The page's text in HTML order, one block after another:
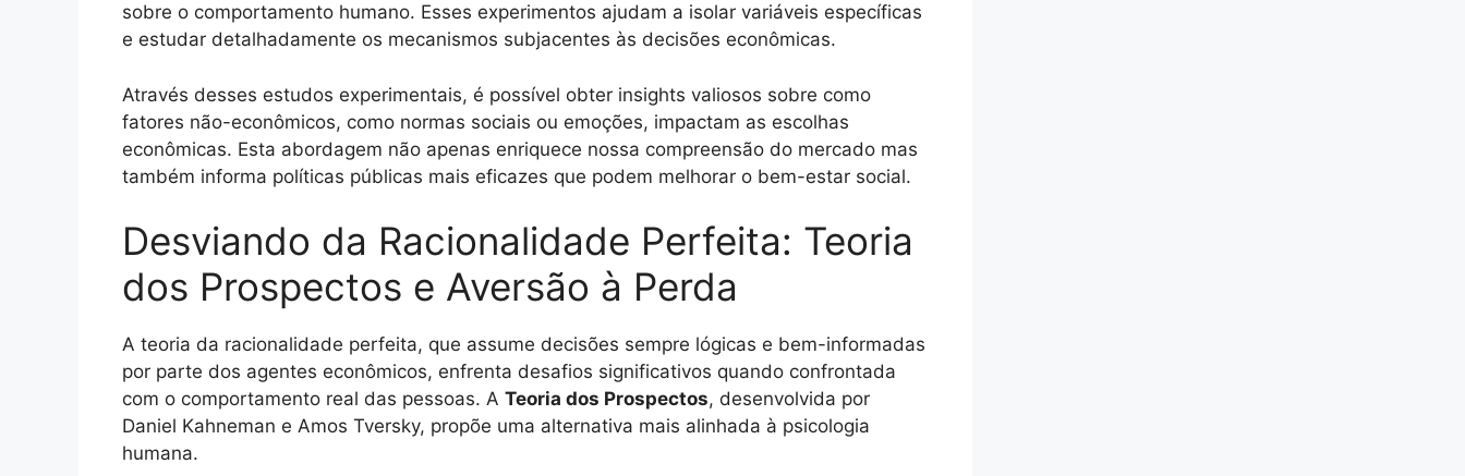
sobre o comportamento humano. Esses experimentos ajudam a isolar variáveis específicas
e estudar detalhadamente os mecanismos subjacentes às decisões econômicas.
Através desses estudos experimentais, é possível obter insights valiosos sobre como
fatores não-econômicos, como normas sociais ou emoções, impactam as escolhas
econômicas. Esta abordagem não apenas enriquece nossa compreensão do mercado mas
também informa políticas públicas mais eficazes que podem melhorar o bem-estar social.
Desviando da Racionalidade Perfeita: Teoria
dos Prospectos e Aversão à Perda
A teoria da racionalidade perfeita, que assume decisões sempre lógicas e bem-informadas
por parte dos agentes econômicos, enfrenta desafios significativos quando confrontada
com o comportamento real das pessoas. A Teoria dos Prospectos, desenvolvida por
Daniel Kahneman e Amos Tversky, propõe uma alternativa mais alinhada à psicologia
humana.